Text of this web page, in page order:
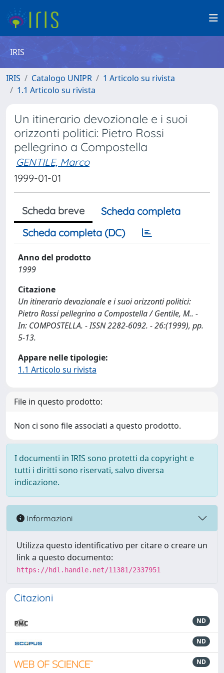
IRIS
IRIS Catalogo UNIPR
1 Articolo su rivista
1.1 Articolo su rivista
Un itinerario devozionale e i suoi
orizzonti politici: Pietro Rossi
pellegrino a Compostella
GENTILE, Marco
1999-01-01
Scheda breve
Scheda completa
Scheda completa (DC)
Anno del prodotto
1999
Citazione
Un itinerario devozionale e i suoi orizzonti politici:
Pietro Rossi pellegrino a Compostella / Gentile, M.. -
In: COMPOSTELLA. - ISSN 2282-6092. - 26:(1999), pp.
5-13.
Appare nelle tipologie:
1.1 Articolo su rivista
File in questo prodotto:
Non ci sono file associati a questo prodotto.
I documenti in IRIS sono protetti da copyright e
tutti i diritti sono riservati, salvo diversa
indicazione.
Informazioni
Utilizza questo identificativo per citare o creare un
link a questo documento:
https://hdl.handle.net/11381/2337951
Citazioni
ND
ND
ND